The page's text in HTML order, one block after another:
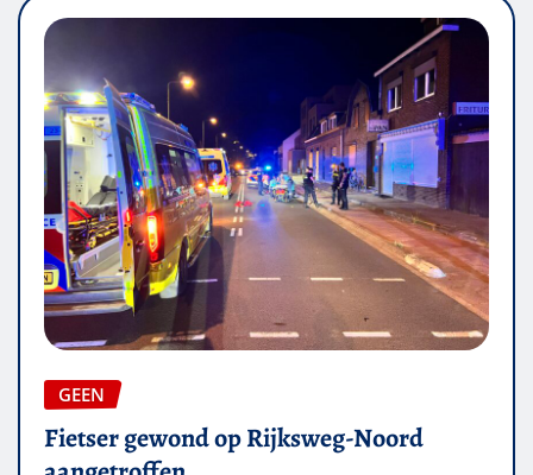
GEEN
Fietser gewond op Rijksweg-Noord